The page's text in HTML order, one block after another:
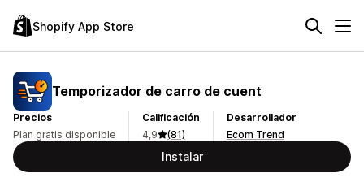
Shopify App Store
Temporizador de carro de cuent
Precios
Plan gratis disponible
Calificación
4,9
(81)
Desarrollador
Ecom Trend
Instalar